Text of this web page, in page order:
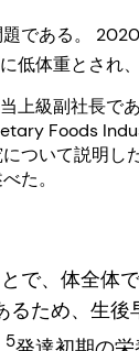
である。
体重とされ
級副社長で
Foods
ついて説明し
た。
で、体全体
ため、生
5